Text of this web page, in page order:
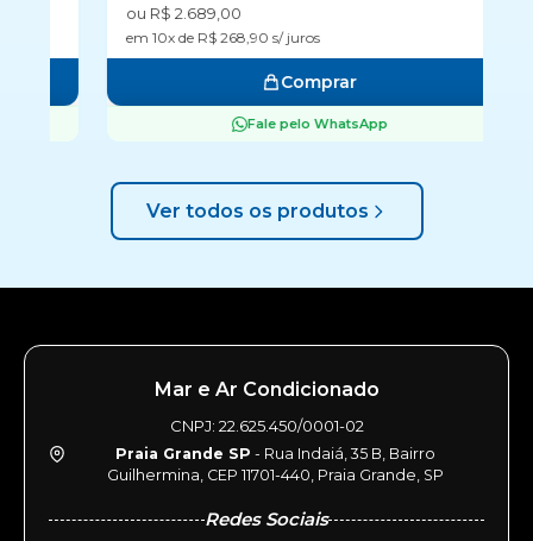
ou R$ 2.689,00
em 10x de R$ 268,90 s/ juros
Comprar
Fale pelo WhatsApp
Ver todos os produtos
Mar e Ar Condicionado
CNPJ: 22.625.450/0001-02
Praia Grande SP - Rua Indaiá, 35 B, Bairro
Guilhermina, CEP 11701-440, Praia Grande, SP
Redes Sociais